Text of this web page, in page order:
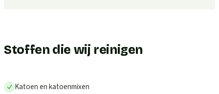
Stoffen die wij reinigen
Katoen en katoenmixen